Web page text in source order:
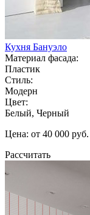
Кухня Бануэло
Материал фасада:
Пластик
Стиль:
Модерн
Цвет:
Белый, Черный
Цена: от 40 000 руб.
Рассчитать